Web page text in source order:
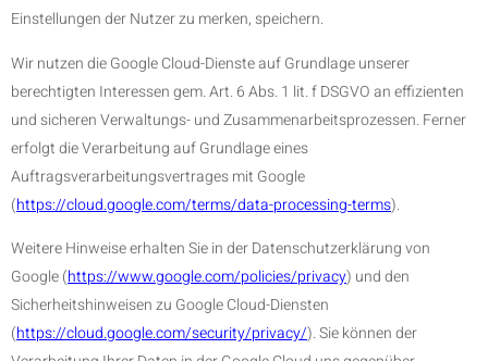
Einstellungen der Nutzer zu merken, speichern.
Wir nutzen die Google Cloud-Dienste auf Grundlage unserer
berechtigten Interessen gem. Art. 6 Abs. 1 lit. f DSGVO an effizienten
und sicheren Verwaltungs- und Zusammenarbeitsprozessen. Ferner
erfolgt die Verarbeitung auf Grundlage eines
Auftragsverarbeitungsvertrages mit Google
(https://cloud.google.com/terms/data-processing-terms).
Weitere Hinweise erhalten Sie in der Datenschutzerklärung von
Google (https://www.google.com/policies/privacy) und den
Sicherheitshinweisen zu Google Cloud-Diensten
(https://cloud.google.com/security/privacy/). Sie können der